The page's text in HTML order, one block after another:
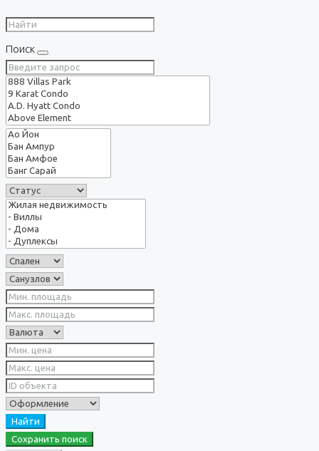
Поиск
Найти
Сохранить поиск